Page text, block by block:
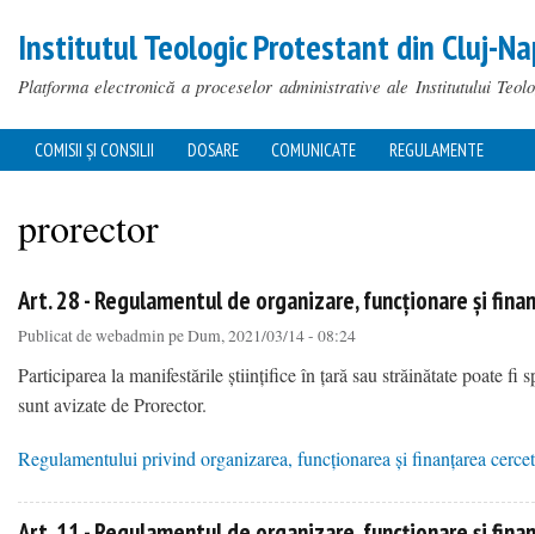
Institutul Teologic Protestant din Cluj-
Platforma electronică a proceselor administrative ale Institutului
MAIN MENU
COMISII ȘI CONSILII DOSARE COMUNICATE REGULAMENTE
prorector
You are here
Art. 28 - Regulamentul de organizare, funcționare și
Publicat dewebadminpe Dum, 2021/03/14 - 08:24
Participarea la manifestările științifice în țară sau străinătate poate
sunt avizate de Prorector.
Regulamentului privind organizarea, funcționarea și finanțarea